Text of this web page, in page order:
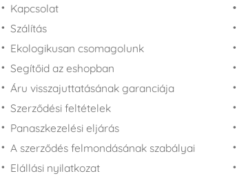
Kapcsolat
Szálítás
Ekologikusan csomagolunk
Segítőid az eshopban
Áru visszajuttatásának garanciája
Szerződési feltételek
Panaszkezelési eljárás
A szerződés felmondásának szabályai
Elállási nyilatkozat